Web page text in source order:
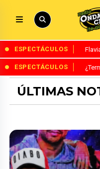
ESPECTÁCULOS
ESPECTÁCULOS
ÚLTIMAS